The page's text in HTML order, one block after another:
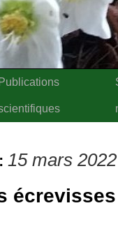
Publications
15 mars 2022